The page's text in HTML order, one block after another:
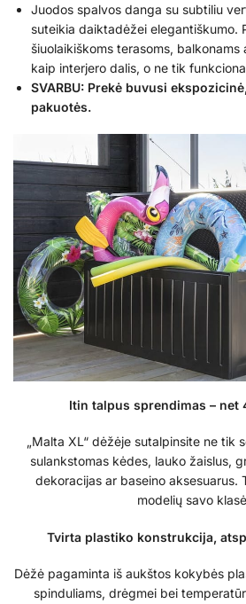
Juodos spalvos danga su subtiliu
suteikia daiktadėžei elegantiškumo.
šiuolaikiškoms terasoms,
kaip interjero dalis, o ne tik
SVARBU: Prekė buvusi
pakuotės.
Itin talpus sprendimas – net
„Malta XL“ dėžėje sutalpinsite ne tik
sulankstomas kėdes, lauko žaislus,
dekoracijas ar baseino aksesuarus.
modelių savo
Tvirta plastiko konstrukcija,
Dėžė pagaminta iš aukštos kokybės
spinduliams, drėgmei bei